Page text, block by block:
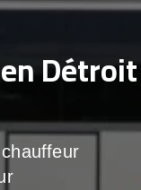
en Détroit